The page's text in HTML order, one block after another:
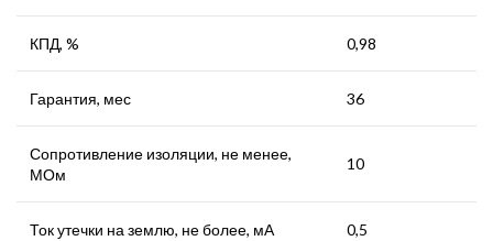
КПД, % 0,98
Гарантия, мес 36
Сопротивление изоляции, не менее,
МОм
10
Ток утечки на землю, не более, мА 0,5